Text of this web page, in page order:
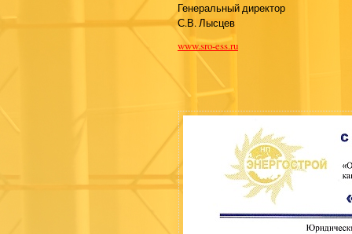
Генеральный директор
С.В. Лысцев
www.sro-ess.ru